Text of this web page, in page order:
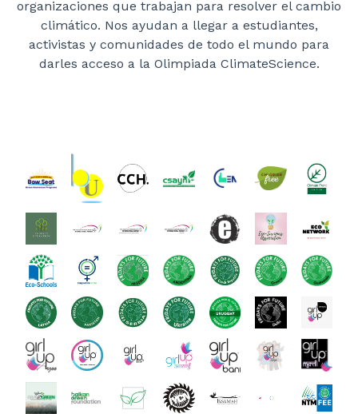
organizaciones que trabajan para resolver el cambio
climático. Nos ayudan a llegar a estudiantes,
activistas y comunidades de todo el mundo para
darles acceso a la Olimpiada ClimateScience.